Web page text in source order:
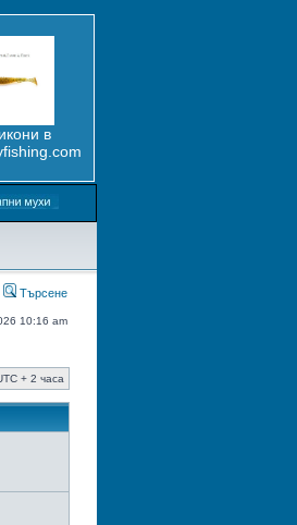
в
Търсене
10:16 am
+ 2 часа